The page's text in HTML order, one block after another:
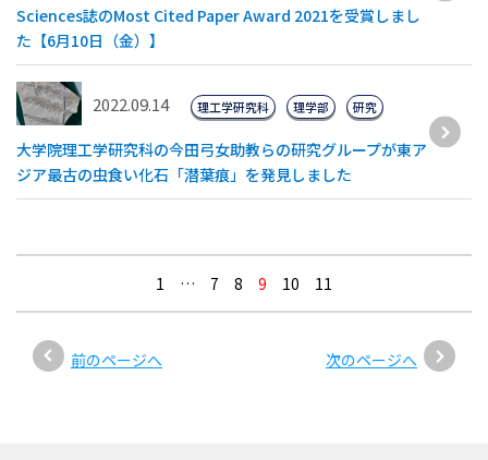
Sciences誌のMost Cited Paper Award 2021を受賞しまし
た【6月10日（金）】
2022.09.14
大学院理工学研究科の今田弓女助教らの研究グループが東ア
ジア最古の虫食い化石「潜葉痕」を発見しました
理工学研究科 理学部 研究
1
前のページへ
… 7 8 9 10 11
次のページへ